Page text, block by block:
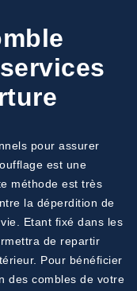
pour assurer
est une
méthode est très
la déperdition de
Etant fixé dans les
de repartir
Pour bénéficier
des combles de votre